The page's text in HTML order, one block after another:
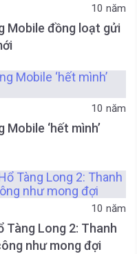
10 năm
Mobile đồng loạt gửi
10 năm
‘hết mình’
10 năm
Tàng Long 2: Thanh
như mong đợi